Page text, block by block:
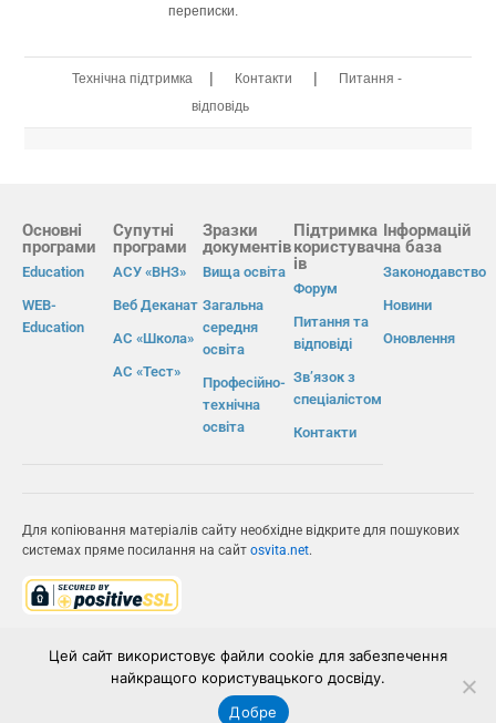
переписки.
Технічна підтримка | Контакти |
Питання -
відповідь
Основні
програми
Education
WEB-
Education
Супутні
програми
АСУ «ВНЗ»
Веб Деканат
АС «Школа»
АС «Тест»
Зразки
документів
Вища освіта
Загальна
середня
освіта
Професійно-
технічна
освіта
Підтримка
користувач
ів
Форум
Питання та
відповіді
Зв’язок з
спеціалістом
Контакти
Інформацій
на база
Законодавство
Новини
Оновлення
Для копіювання матеріалів сайту необхідне відкрите для пошукових
системах пряме посилання на сайт osvita.net.
ІВС «ОСВІТА»
Цей сайт використовує файли cookie для забезпечення
найкращого користувацького досвіду.
Добре